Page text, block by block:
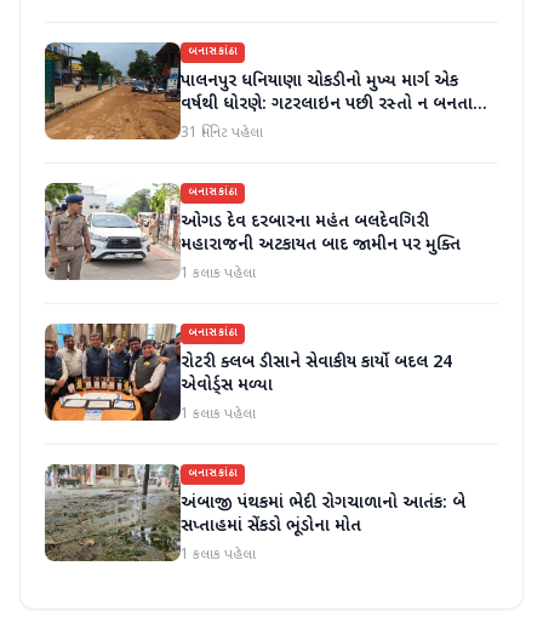
બનાસકાંઠા
પાલનપુર ધનિયાણા ચોકડીનો મુખ્ય માર્ગ એક
વર્ષથી ધોરણે: ગટરલાઇન પછી રસ્તો ન બનતા
હાલાકી
31 મિનિટ પહેલા
બનાસકાંઠા
ઓગડ દેવ દરબારના મહંત બલદેવગિરી
મહારાજની અટકાયત બાદ જામીન પર મુક્તિ
1 કલાક પહેલા
બનાસકાંઠા
રોટરી ક્લબ ડીસાને સેવાકીય કાર્યો બદલ 24
એવોર્ડ્સ મળ્યા
1 કલાક પહેલા
બનાસકાંઠા
અંબાજી પંથકમાં ભેદી રોગચાળાનો આતંક: બે
સપ્તાહમાં સેંકડો ભૂંડોના મોત
1 કલાક પહેલા